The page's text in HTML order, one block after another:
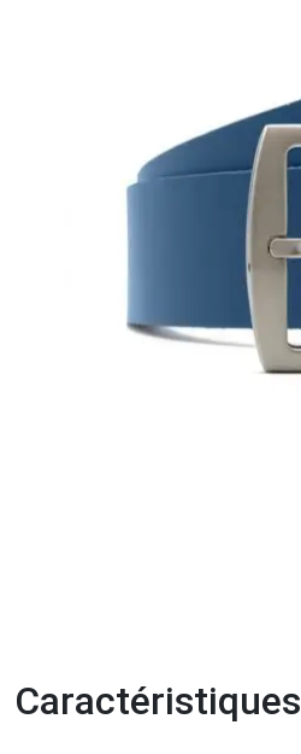
Caractéristiques